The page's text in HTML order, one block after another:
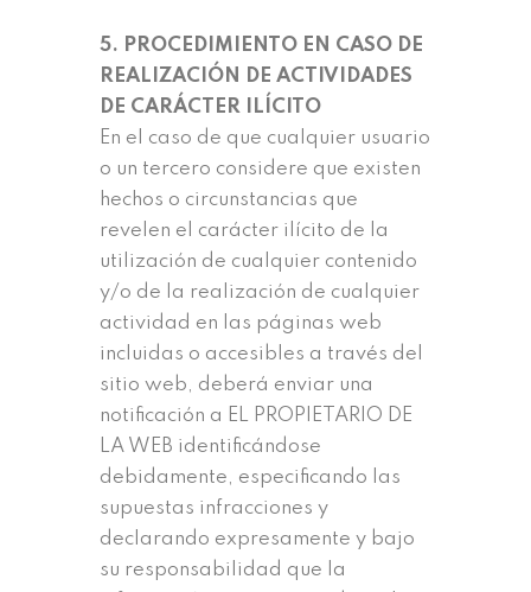
5. PROCEDIMIENTO EN CASO DE
REALIZACIÓN DE ACTIVIDADES
DE CARÁCTER ILÍCITO
En el caso de que cualquier usuario
o un tercero considere que existen
hechos o circunstancias que
revelen el carácter ilícito de la
utilización de cualquier contenido
y/o de la realización de cualquier
actividad en las páginas web
incluidas o accesibles a través del
sitio web, deberá enviar una
notificación a EL PROPIETARIO DE
LA WEB identificándose
debidamente, especificando las
supuestas infracciones y
declarando expresamente y bajo
su responsabilidad que la